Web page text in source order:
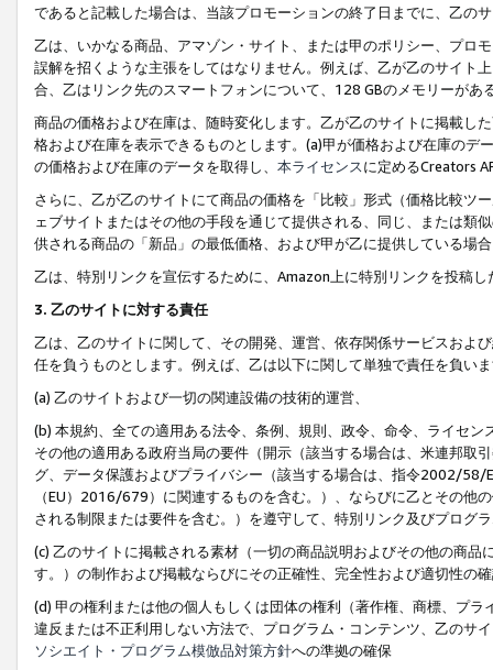
であると記載した場合は、当該プロモーションの終了日までに、乙の
乙は、いかなる商品、アマゾン・サイト、または甲のポリシー、プロ
誤解を招くような主張をしてはなりません。例えば、乙が乙のサイト
合、乙はリンク先のスマートフォンについて、128 GBのメモリーがあ
商品の価格および在庫は、随時変化します。乙が乙のサイトに掲載し
格および在庫を表示できるものとします。(a)甲が価格および在庫の
の価格および在庫のデータを取得し、 本ライセンスに定めるCreators
さらに、乙が乙のサイトにて商品の価格を「比較」形式（価格比較ツ
ェブサイトまたはその他の手段を通じて提供される、同じ、または類
供される商品の「新品」の最低価格、および甲が乙に提供している場
乙は、特別リンクを宣伝するために、Amazon上に特別リンクを投稿
3. 乙のサイトに対する責任
乙は、乙のサイトに関して、その開発、運営、依存関係サービスおよ
任を負うものとします。例えば、乙は以下に関して単独で責任を負い
(a) 乙のサイトおよび一切の関連設備の技術的運営、
(b) 本規約、全ての適用ある法令、条例、規則、政令、命令、ライセ
その他の適用ある政府当局の要件（開示（該当する場合は、米連邦取
グ、データ保護およびプライバシー（該当する場合は、指令2002/58/
（EU）2016/679）に関連するものを含む。）、ならびに乙とその他
される制限または要件を含む。）を遵守して、特別リンク及びプログ
(c) 乙のサイトに掲載される素材（一切の商品説明およびその他の商
す。）の制作および掲載ならびにその正確性、完全性および適切性の
(d) 甲の権利または他の個人もしくは団体の権利（著作権、商標、プ
違反または不正利用しない方法で、プログラム・コンテンツ、乙のサ
ソシエイト・プログラム模倣品対策方針への準拠の確保